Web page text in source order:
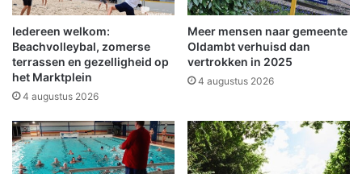
e
n
n
o
m
i
n
e
r
d
v
Iedereen welkom:
Beachvolleybal, zomerse
terrassen en gezelligheid op
het Marktplein
4 augustus 2026
Meer mensen naar gemeente
Oldambt verhuisd dan
vertrokken in 2025
4 augustus 2026